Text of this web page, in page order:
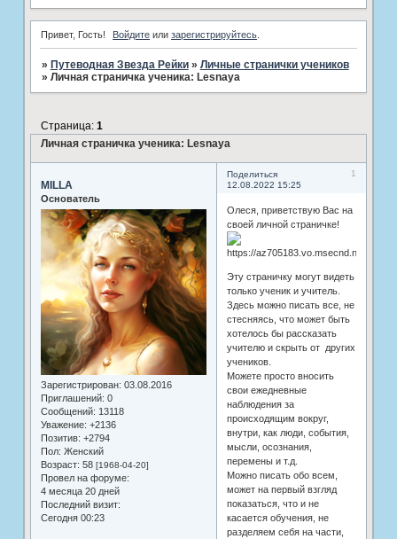
Привет, Гость! Войдите илизарегистрируйтесь
» Путеводная Звезда Рейки » Личные странички учеников
» Личная страничка ученика: Lesnaya
Личная страничка ученика: Lesnaya
Страница: 1
Поделиться
1
12.08.2022 15:25
MILLA
Основатель
Зарегистрирован: 03.08.2016
Приглашений: 0
Сообщений: 13118
Уважение: +2136
Позитив: +2794
Пол: Женский
Возраст: 58 [1968-04-20]
Провел на форуме:
4 месяца 20 дней
Последний визит:
Сегодня 00:23
Олеся, приветствую Вас на
своей личной страничке!
Эту страничку могут видеть
только ученик и учитель.
Здесь можно писать все, не
стесняясь, что может быть
хотелось бы рассказать
учителю и скрыть от других
учеников.
Можете просто вносить
свои ежедневные
наблюдения за
происходящим вокруг,
внутри, как люди, события,
мысли, осознания,
перемены и т.д.
Можно писать обо всем,
может на первый взгляд
показаться, что и не
касается обучения, не
разделяем себя на части,